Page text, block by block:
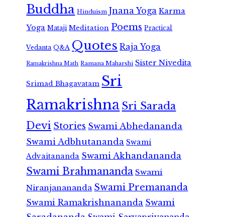
Buddha Hinduism Jnana Yoga Karma
Yoga Mataji Meditation Poems Practical
Vedanta Q&A Quotes Raja Yoga
Ramakrishna Math Ramana Maharshi Sister Nivedita
Srimad Bhagavatam Sri
RamakrishnaSri Sarada
Devi Stories Swami Abhedananda
Swami Adbhutananda Swami
Advaitananda Swami Akhandananda
Swami Brahmananda Swami
Niranjanananda Swami Premananda
Swami Ramakrishnananda Swami